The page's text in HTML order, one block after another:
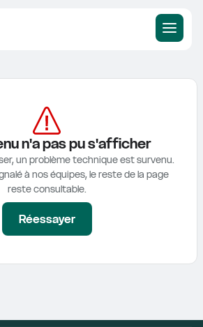
n'a pas pu s'afficher
un problème technique est survenu.
à nos équipes, le reste de la page
reste consultable.
Réessayer